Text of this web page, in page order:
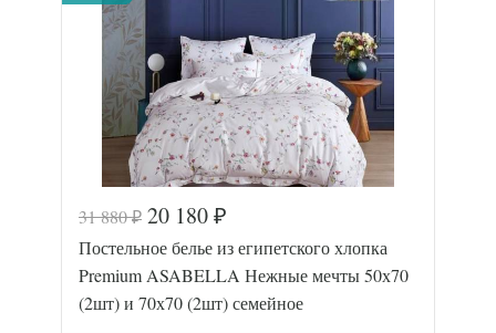
Размер
наволочек
70х70
(2шт)
Производитель
Asabella
(Китай)
Код товара
577-197
Артикул
2255-7/a
Ткань
Египетский
хлопок
Размер
160х220
31 880₽ 20 180 ₽
Постельное белье из египетского хлопка
Premium ASABELLA Нежные мечты 50х70
(2шт) и 70х70 (2шт) семейное